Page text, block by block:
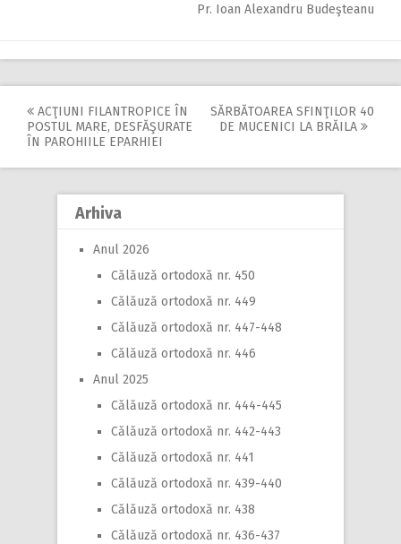
Pr. Ioan Alexandru Budeşteanu
Post
navigation
ACŢIUNI FILANTROPICE ÎN
POSTUL MARE, DESFĂŞURATE
ÎN PAROHIILE EPARHIEI
SĂRBĂTOAREA SFINŢILOR 40
DE MUCENICI LA BRĂILA
Arhiva
Anul 2026
Călăuză ortodoxă nr. 450
Călăuză ortodoxă nr. 449
Călăuză ortodoxă nr. 447-448
Călăuză ortodoxă nr. 446
Anul 2025
Călăuză ortodoxă nr. 444-445
Călăuză ortodoxă nr. 442-443
Călăuză ortodoxă nr. 441
Călăuză ortodoxă nr. 439-440
Călăuză ortodoxă nr. 438
Călăuză ortodoxă nr. 436-437